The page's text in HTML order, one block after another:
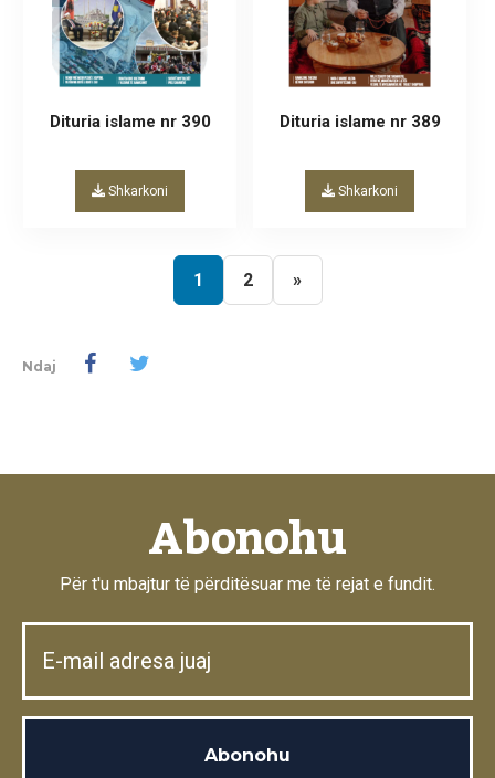
Dituria islame nr 390
Shkarkoni
Dituria islame nr 389
Shkarkoni
1 2 »
Ndaj
Abonohu
Për t'u mbajtur të përditësuar me të rejat e fundit.